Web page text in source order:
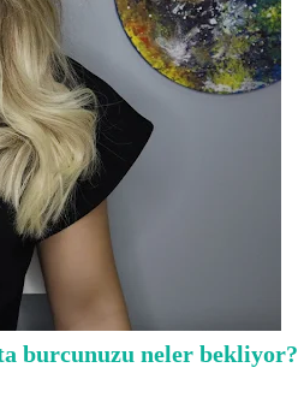
burcunuzu neler bekliyor?